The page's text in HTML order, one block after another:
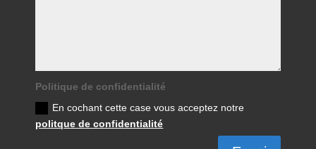
Politique de confidentialité
En cochant cette case vous acceptez notre
politque de confidentialité